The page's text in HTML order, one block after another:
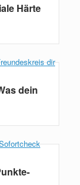
Härte
dein